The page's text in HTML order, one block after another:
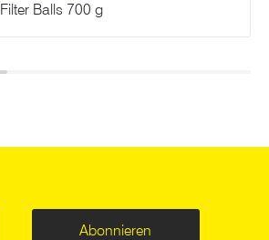
Filter Balls 700 g
Abonnieren